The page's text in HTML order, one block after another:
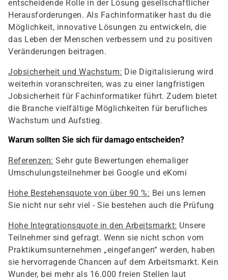
entscheidende Rolle in der Lösung gesellschaftlicher
Herausforderungen. Als Fachinformatiker hast du die
Möglichkeit, innovative Lösungen zu entwickeln, die
das Leben der Menschen verbessern und zu positiven
Veränderungen beitragen.
Jobsicherheit und Wachstum: Die Digitalisierung wird
weiterhin voranschreiten, was zu einer langfristigen
Jobsicherheit für Fachinformatiker führt. Zudem bietet
die Branche vielfältige Möglichkeiten für berufliches
Wachstum und Aufstieg.
Warum sollten Sie sich für damago entscheiden?
Referenzen: Sehr gute Bewertungen ehemaliger
Umschulungsteilnehmer bei Google und eKomi
Hohe Bestehensquote von über 90 %: Bei uns lernen
Sie nicht nur sehr viel - Sie bestehen auch die Prüfung
Hohe Integrationsquote in den Arbeitsmarkt: Unsere
Teilnehmer sind gefragt. Wenn sie nicht schon vom
Praktikumsunternehmen „eingefangen“ werden, haben
sie hervorragende Chancen auf dem Arbeitsmarkt. Kein
Wunder, bei mehr als 16.000 freien Stellen laut